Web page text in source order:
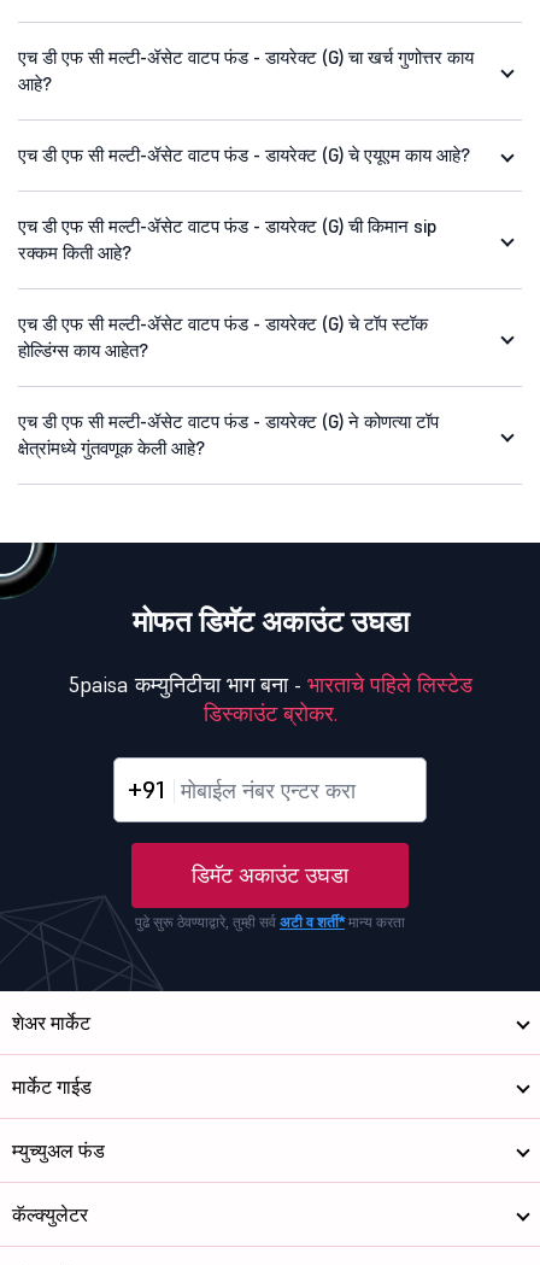
एच डी एफ सी मल्टी-ॲसेट वाटप फंड - डायरेक्ट (G) चा खर्च गुणोत्तर काय
आहे?
एच डी एफ सी मल्टी-ॲसेट वाटप फंड - डायरेक्ट (G) चे एयूएम काय आहे?
एच डी एफ सी मल्टी-ॲसेट वाटप फंड - डायरेक्ट (G) ची किमान sip
रक्कम किती आहे?
एच डी एफ सी मल्टी-ॲसेट वाटप फंड - डायरेक्ट (G) चे टॉप स्टॉक
होल्डिंग्स काय आहेत?
एच डी एफ सी मल्टी-ॲसेट वाटप फंड - डायरेक्ट (G) ने कोणत्या टॉप
क्षेत्रांमध्ये गुंतवणूक केली आहे?
मोफत डिमॅट अकाउंट उघडा
5paisa कम्युनिटीचा भाग बना - भारताचे पहिले लिस्टेड
डिस्काउंट ब्रोकर.
+91
डिमॅट अकाउंट उघडा
पुढे सुरू ठेवण्याद्वारे, तुम्ही सर्व अटी व शर्ती*मान्य करता
शेअर मार्केट
मार्केट गाईड
म्युच्युअल फंड
कॅल्क्युलेटर